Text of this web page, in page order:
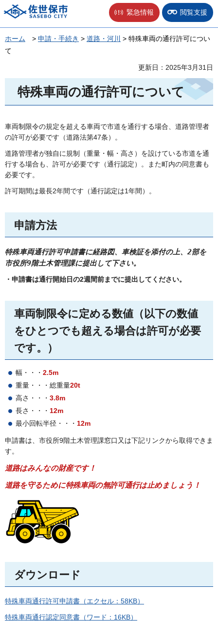
佐世保市 緊急情報 閲覧支援
ホーム > 申請・手続き > 道路・河川 > 特殊車両の通行許可につい
て
更新日：2025年3月31日
特殊車両の通行許可について
車両制限令の規定を超える車両で市道を通行する場合、道路管理者
の許可が必要です（道路法第47条）。
道路管理者が独自に規制（重量・幅・高さ）を設けている市道を通
行する場合も、許可が必要です（通行認定）。また町内の同意書も
必要です。
許可期間は最長2年間です（通行認定は1年間）。
申請方法
特殊車両通行許可申請書に経路図、車検証を添付の上、 2部を
市役所9階土木管理課に提出して下さい。
・申請書は通行開始日の2週間前までに提出してください。
車両制限令に定める数値（以下の数値
をひとつでも超える場合は許可が必要
です。）
幅・・・ 2.5m
重量・・・総重量20t
高さ・・・ 3.8m
長さ・・・ 12m
最小回転半径・・・ 12m
申請書は、市役所9階土木管理課窓口又は下記リンクから取得できま
す。
道路はみんなの財産です！
道路を守るために特殊車両の無許可通行は止めましょう！
ダウンロード
特殊車両通行許可申請書（エクセル：58KB）
特殊車両通行認定同意書（ワード：16KB）